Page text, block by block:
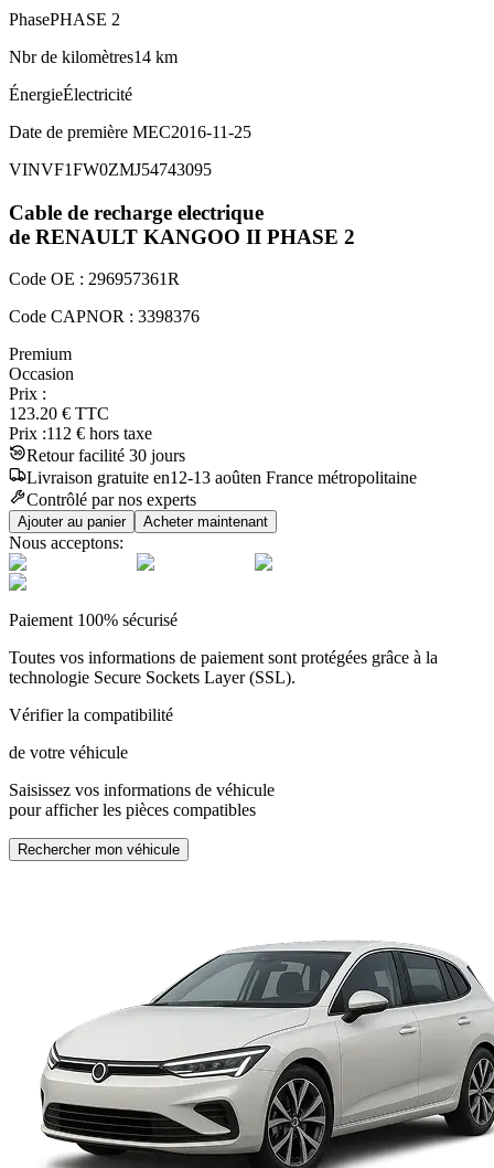
PhasePHASE 2
Nbr de kilomètres14 km
ÉnergieÉlectricité
Date de première MEC2016-11-25
VINVF1FW0ZMJ54743095
Cable de recharge electrique
de RENAULT KANGOO II PHASE 2
Code OE : 296957361R
Code CAPNOR : 3398376
Premium
Occasion
Prix :
123.20 € TTC
Prix :112 € hors taxe
Retour facilité 30 jours
Livraison gratuite en12-13 aoûten France métropolitaine
Contrôlé par nos experts
Ajouter au panier Acheter maintenant
Nous acceptons:
Paiement 100% sécurisé
Toutes vos informations de paiement sont protégées grâce à la
technologie Secure Sockets Layer (SSL).
Vérifier la compatibilité
de votre véhicule
Saisissez vos informations de véhicule
pour afficher les pièces compatibles
Rechercher mon véhicule